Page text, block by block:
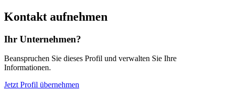
Kontakt aufnehmen
Ihr Unternehmen?
Beanspruchen Sie dieses Profil und verwalten Sie Ihre
Informationen.
Jetzt Profil übernehmen